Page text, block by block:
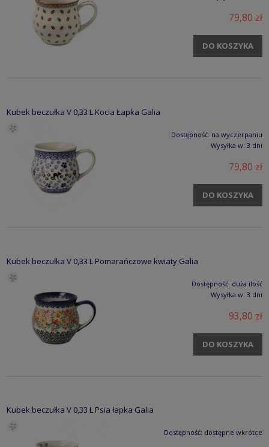
79,80 zł
DO KOSZYKA
Kubek beczułka V 0,33 L Kocia Łapka Galia
Dostępność: na wyczerpaniu
Wysyłka w: 3 dni
79,80 zł
DO KOSZYKA
Kubek beczułka V 0,33 L Pomarańczowe kwiaty Galia
Dostępność: duża ilość
Wysyłka w: 3 dni
93,80 zł
DO KOSZYKA
Kubek beczułka V 0,33 L Psia łapka Galia
Dostępność: dostępne wkrótce